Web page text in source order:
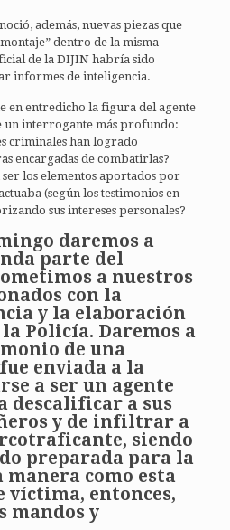
además, nuevas piezas que
dentro de la misma
de la DIJIN habría sido
informes de inteligencia.
en entredicho la figura del agente
un interrogante más profundo:
criminales han logrado
encargadas de combatirlas?
los elementos aportados por
(según los testimonios en
sus intereses personales?
daremos a
parte del
a nuestros
con la
y la elaboración
Policía. Daremos a
de una
enviada a la
a ser un agente
descalificar a sus
y de infiltrar a
siendo
preparada para la
como esta
entonces,
mandos y